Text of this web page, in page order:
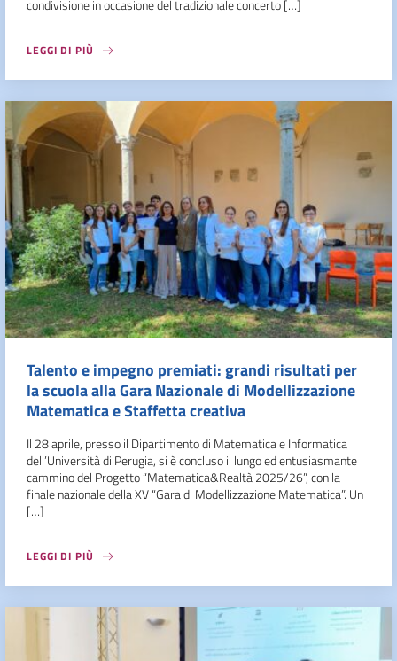
condivisione in occasione del tradizionale concerto […]
LEGGI DI PIÙ
Talento e impegno premiati: grandi risultati per
la scuola alla Gara Nazionale di Modellizzazione
Matematica e Staffetta creativa
Il 28 aprile, presso il Dipartimento di Matematica e Informatica
dell’Università di Perugia, si è concluso il lungo ed entusiasmante
cammino del Progetto “Matematica&Realtà 2025/26”, con la
finale nazionale della XV “Gara di Modellizzazione Matematica”. Un
[…]
LEGGI DI PIÙ